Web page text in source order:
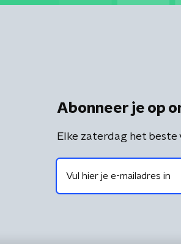
Abonneer je op
Elke zaterdag het beste